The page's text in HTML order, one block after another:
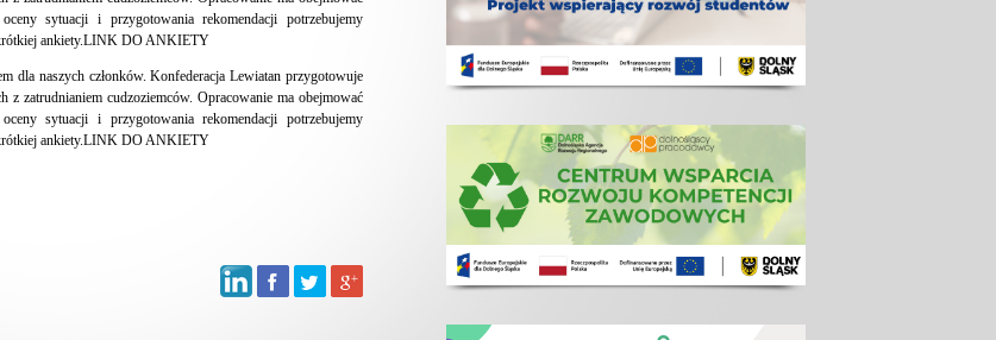
sytuacji i przygotowania rekomendacji potrzebujemy
krótkiej ankiety.LINK DO ANKIETY
dla naszych członków. Konfederacja Lewiatan przygotowuje
zatrudnianiem cudzoziemców. Opracowanie ma obejmować
sytuacji i przygotowania rekomendacji potrzebujemy
krótkiej ankiety.LINK DO ANKIETY